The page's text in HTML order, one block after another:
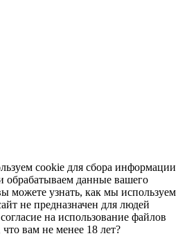
cookie для сбора информации
обрабатываем данные вашего
можете узнать, как мы используем
не предназначен для людей
на использование файлов
вам не менее 18 лет?